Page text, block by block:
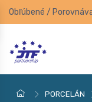
Obľúbené /
PORCELÁN